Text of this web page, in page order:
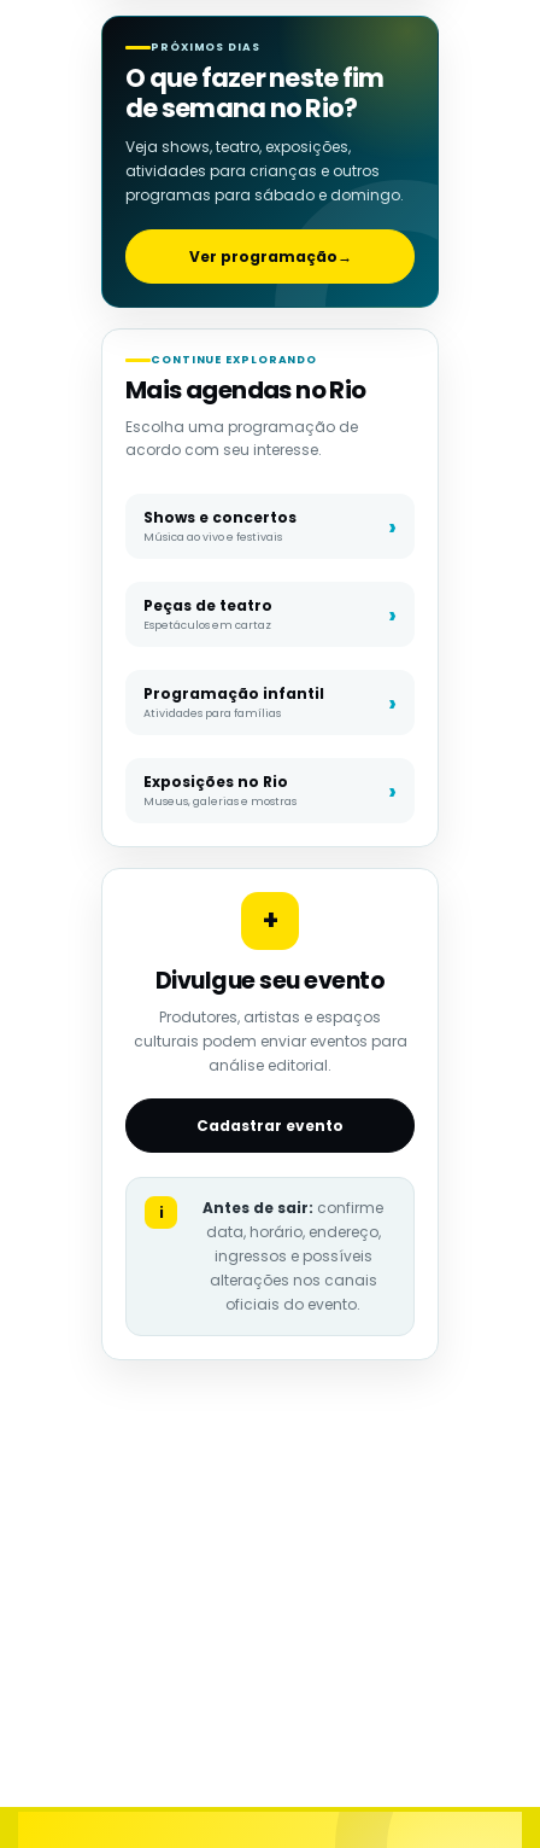
PRÓXIMOS DIAS
O que fazer neste fim
de semana no Rio?
Veja shows, teatro, exposições,
atividades para crianças e outros
programas para sábado e domingo.
Ver programação→
CONTINUE EXPLORANDO
Mais agendas no Rio
Escolha uma programação de
acordo com seu interesse.
Shows e concertos
Música ao vivo e festivais
Peças de teatro
Espetáculos em cartaz
Programação infantil
Atividades para famílias
Exposições no Rio
Museus, galerias e mostras
+
Divulgue seu evento
Produtores, artistas e espaços
culturais podem enviar eventos para
análise editorial.
Cadastrar evento
i Antes de sair: confirme
data, horário, endereço,
ingressos e possíveis
alterações nos canais
oficiais do evento.